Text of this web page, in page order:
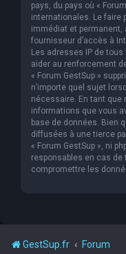
pays, du pays où «
internationales. Le faire
immédiat et
fournisseur d’accès à
Les adresses IP de
aider au renforcement
« Forum GestSup »
n’importe quel sujet
nécessaire. En tant que
informations que vous
base de données. Bien
diffusées à une tierce
« Forum GestSup », ni
responsables en cas de
compromettre les
GestSup.fr Forum